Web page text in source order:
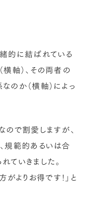
的に結ばれている
軸）、その両者の
のか（横軸）によっ
で割愛しますが、
規範的あるいは合
ていきました。
がよりお得です！」と